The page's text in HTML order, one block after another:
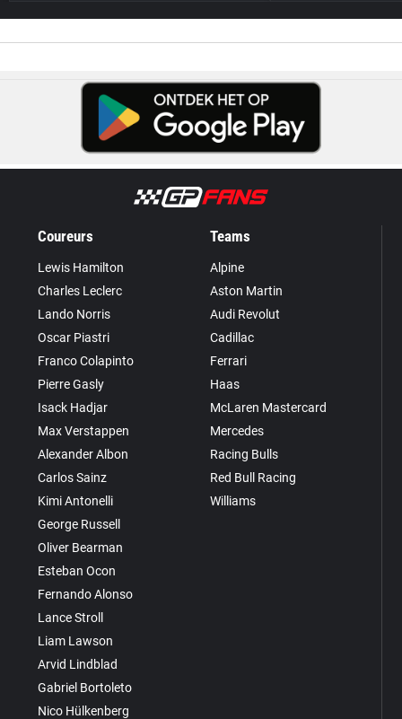
Coureurs
Lewis Hamilton
Charles Leclerc
Lando Norris
Oscar Piastri
Franco Colapinto
Pierre Gasly
Isack Hadjar
Max Verstappen
Alexander Albon
Carlos Sainz
Kimi Antonelli
George Russell
Oliver Bearman
Esteban Ocon
Fernando Alonso
Lance Stroll
Liam Lawson
Arvid Lindblad
Gabriel Bortoleto
Nico Hülkenberg
Teams
Alpine
Aston Martin
Audi Revolut
Cadillac
Ferrari
Haas
McLaren Mastercard
Mercedes
Racing Bulls
Red Bull Racing
Williams